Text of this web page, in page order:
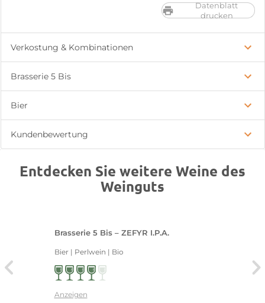
Datenblatt
drucken
Verkostung & Kombinationen
Brasserie 5 Bis
Bier
Kundenbewertung
Entdecken Sie weitere Weine des
Weinguts
Brasserie 5 Bis – ZEFYR I.P.A.
Bier | Perlwein | Bio
Anzeigen